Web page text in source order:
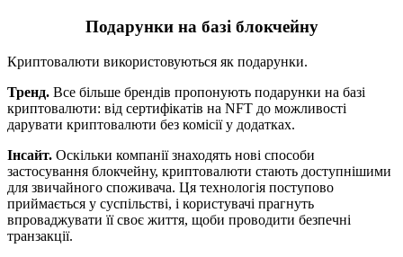
Подарунки на базі блокчейну
Криптовалюти використовуються як подарунки.
Тренд. Все більше брендів пропонують подарунки на базі
криптовалюти: від сертифікатів на NFT до можливості
дарувати криптовалюти без комісії у додатках.
Інсайт. Оскільки компанії знаходять нові способи
застосування блокчейну, криптовалюти стають доступнішими
для звичайного споживача. Ця технологія поступово
приймається у суспільстві, і користувачі прагнуть
впроваджувати її своє життя, щоби проводити безпечні
транзакції.